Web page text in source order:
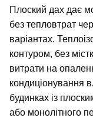
Плоский дах дає
без тепловтрат
варіантах.
контуром, без
витрати на
кондиціонування
будинках із
або монолітного